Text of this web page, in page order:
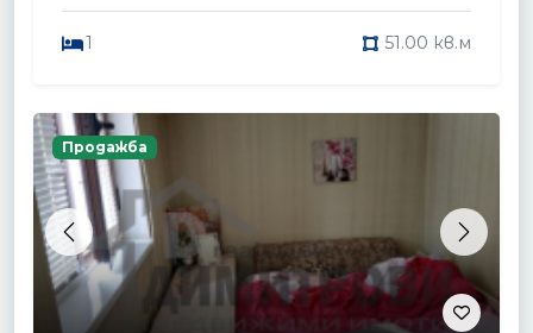
1 51.00 кв.м
Previous Next
Продажба